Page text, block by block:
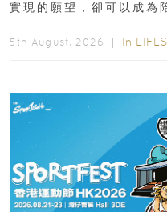
實現的願望，卻可以成為
5th August, 2026 ｜ In